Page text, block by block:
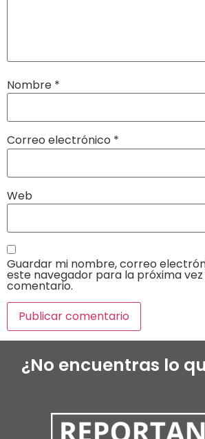
Nombre *
Correo electrónico *
Web
Guardar mi nombre, correo
este navegador para la próxima vez
comentario.
¿No encuentras lo